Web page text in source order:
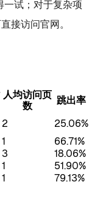
试；对于复杂项
接访问官网。
人均访问页
数
跳出率
2
25.06%
1
66.71%
3
18.06%
1
51.90%
1 79.13%